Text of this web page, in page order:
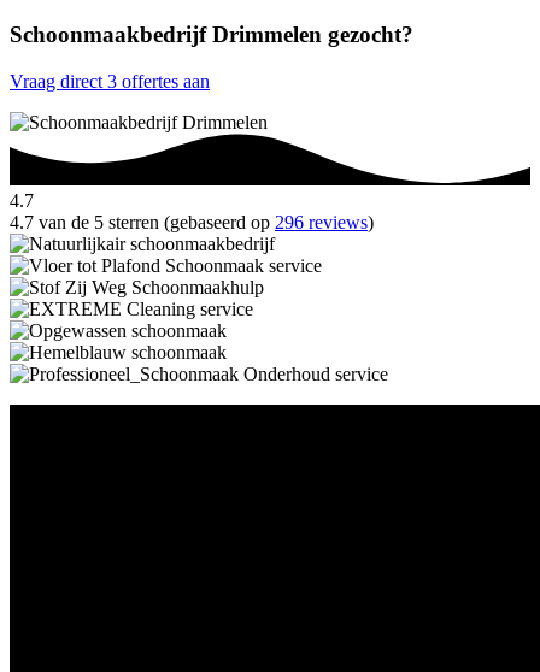
Schoonmaakbedrijf Drimmelen gezocht?
Vraag direct 3 offertes aan
4.7
4.7 van de 5 sterren (gebaseerd op 296 reviews)